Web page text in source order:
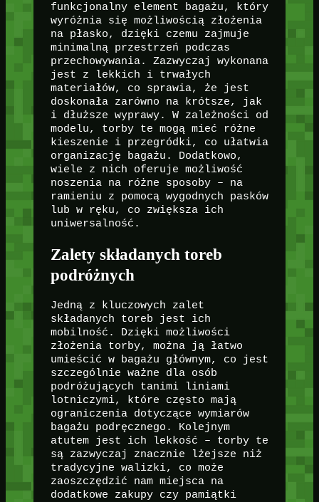
funkcjonalny element bagażu, który
wyróżnia się możliwością złożenia
na płasko, dzięki czemu zajmuje
minimalną przestrzeń podczas
przechowywania. Zazwyczaj wykonana
jest z lekkich i trwałych
materiałów, co sprawia, że jest
doskonała zarówno na krótsze, jak
i dłuższe wyprawy. W zależności od
modelu, torby te mogą mieć różne
kieszenie i przegródki, co ułatwia
organizację bagażu. Dodatkowo,
wiele z nich oferuje możliwość
noszenia na różne sposoby – na
ramieniu z pomocą wygodnych pasków
lub w ręku, co zwiększa ich
uniwersalność.
Zalety składanych toreb
podróżnych
Jedną z kluczowych zalet
składanych toreb jest ich
mobilność. Dzięki możliwości
złożenia torby, można ją łatwo
umieścić w bagażu głównym, co jest
szczególnie ważne dla osób
podróżujących tanimi liniami
lotniczymi, które często mają
ograniczenia dotyczące wymiarów
bagażu podręcznego. Kolejnym
atutem jest ich lekkość – torby te
są zazwyczaj znacznie lżejsze niż
tradycyjne walizki, co może
zaoszczędzić nam miejsca na
dodatkowe zakupy czy pamiątki